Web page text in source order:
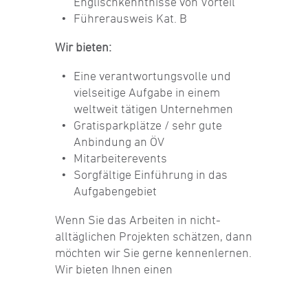
Führerausweis Kat. B
Wir bieten:
Eine verantwortungsvolle und
vielseitige Aufgabe in einem
weltweit tätigen Unternehmen
Gratisparkplätze / sehr gute
Anbindung an ÖV
Mitarbeiterevents
Sorgfältige Einführung in das
Aufgabengebiet
Wenn Sie das Arbeiten in nicht-
alltäglichen Projekten schätzen, dann
möchten wir Sie gerne kennenlernen.
Wir bieten Ihnen einen